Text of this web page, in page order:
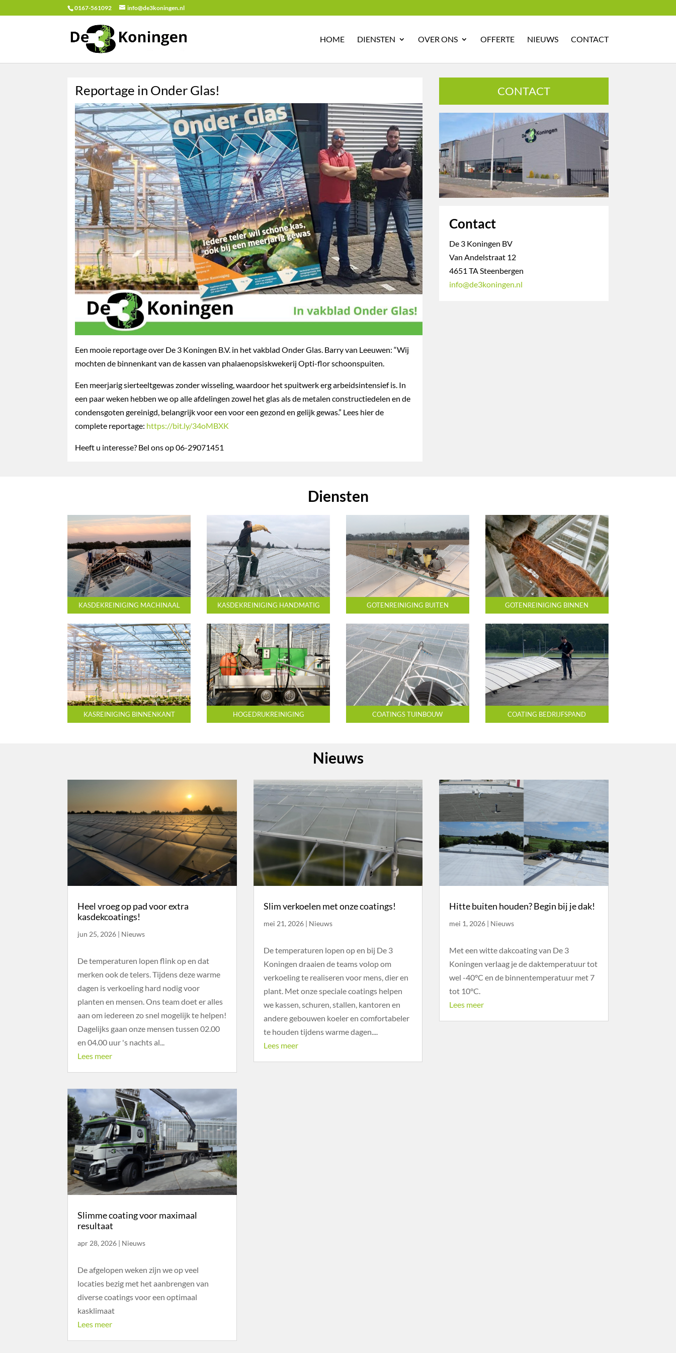
0167-561092 info@de3koningen.nl
HOME DIENSTEN OVER ONS OFFERTE NIEUWS CONTACT
Reportage in Onder Glas!
Een mooie reportage over De 3 Koningen B.V. in het vakblad Onder Glas. Barry van Leeuwen: “Wij
mochten de binnenkant van de kassen van phalaenopsiskwekerij Opti-flor schoonspuiten.
Een meerjarig sierteeltgewas zonder wisseling, waardoor het spuitwerk erg arbeidsintensief is. In
een paar weken hebben we op alle afdelingen zowel het glas als de metalen constructiedelen en de
condensgoten gereinigd, belangrijk voor een voor een gezond en gelijk gewas.” Lees hier de
complete reportage: https://bit.ly/34oMBXK
Heeft u interesse? Bel ons op 06-29071451
CONTACT
Contact
De 3 Koningen BV
Van Andelstraat 12
4651 TA Steenbergen
info@de3koningen.nl
Diensten
KASDEKREINIGING MACHINAAL KASDEKREINIGING HANDMATIG GOTENREINIGING BUITEN GOTENREINIGING BINNEN
KASREINIGING BINNENKANT HOGEDRUKREINIGING COATINGS TUINBOUW COATING BEDRIJFSPAND
Nieuws
Heel vroeg op pad voor extra
kasdekcoatings!
jun 25, 2026 | Nieuws
De temperaturen lopen flink op en dat
merken ook de telers. Tijdens deze warme
dagen is verkoeling hard nodig voor
planten en mensen. Ons team doet er alles
aan om iedereen zo snel mogelijk te helpen!
Dagelijks gaan onze mensen tussen 02.00
en 04.00 uur 's nachts al...
Lees meer
Slimme coating voor maximaal
resultaat
apr 28, 2026 | Nieuws
De afgelopen weken zijn we op veel
locaties bezig met het aanbrengen van
diverse coatings voor een optimaal
kasklimaat
Lees meer
Slim verkoelen met onze coatings!
mei 21, 2026| Nieuws
De temperaturen lopen op en bij De 3
Koningen draaien de teams volop om
verkoeling te realiseren voor mens, dier en
plant. Met onze speciale coatings helpen
we kassen, schuren, stallen, kantoren en
andere gebouwen koeler en comfortabeler
te houden tijdens warme dagen....
Lees meer
Hitte buiten houden? Begin bij je dak!
mei 1, 2026| Nieuws
Met een witte dakcoating van De 3
Koningen verlaag je de daktemperatuur tot
wel -40°C en de binnentemperatuur met 7
tot 10°C.
Lees meer